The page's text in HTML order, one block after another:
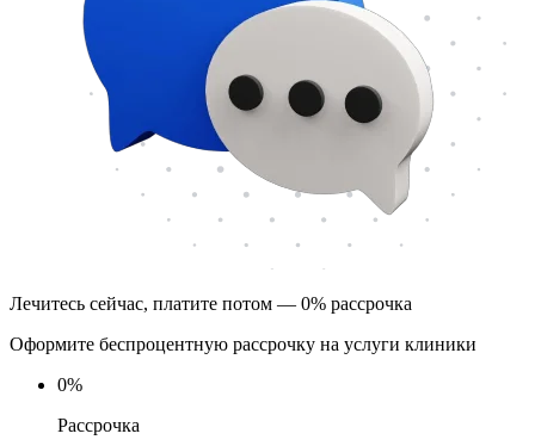
Лечитесь сейчас, платите потом — 0% рассрочка
Оформите беспроцентную рассрочку на услуги клиники
0%
Рассрочка